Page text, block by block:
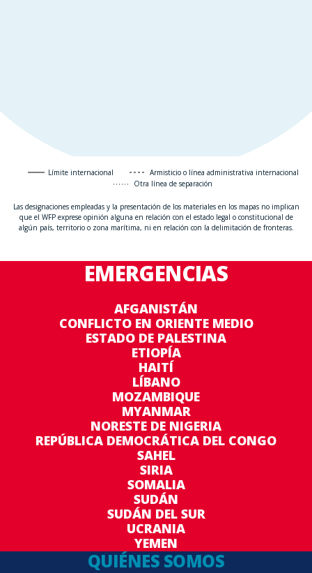
Límite internacional
Armisticio o línea administrativa internacional
Otra línea de separación
Las designaciones empleadas y la presentación de los materiales en los mapas no implican
que el WFP exprese opinión alguna en relación con el estado legal o constitucional de
algún país, territorio o zona marítima, ni en relación con la delimitación de fronteras.
EMERGENCIAS
AFGANISTÁN
CONFLICTO EN ORIENTE MEDIO
ESTADO DE PALESTINA
ETIOPÍA
HAITÍ
LÍBANO
MOZAMBIQUE
MYANMAR
NORESTE DE NIGERIA
REPÚBLICA DEMOCRÁTICA DEL CONGO
SAHEL
SIRIA
SOMALIA
SUDÁN
SUDÁN DEL SUR
UCRANIA
YEMEN
QUIÉNES SOMOS